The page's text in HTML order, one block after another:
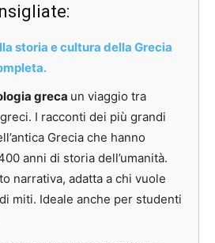
storia e cultura della Grecia
greca un viaggio tra
I racconti dei più grandi
Grecia che hanno
anni di storia dell’umanità.
narrativa, adatta a chi vuole
miti. Ideale anche per studenti